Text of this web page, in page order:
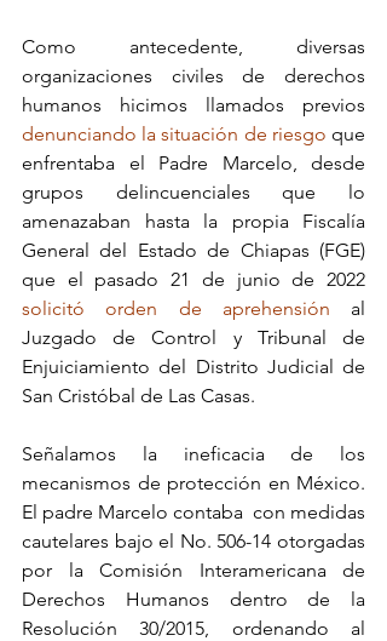
Como antecedente, diversas
organizaciones civiles de derechos
denunciando la situación de riesgo que
enfrentaba el Padre Marcelo, desde
grupos delincuenciales que lo
amenazaban hasta la propia Fiscalía
General del Estado de Chiapas (FGE)
solicitó orden de aprehensión al
Juzgado de Control y Tribunal de
Enjuiciamiento del Distrito Judicial de
San Cristóbal de Las Casas.
Señalamos la ineficacia de los
mecanismos de protección en México.
El padre Marcelo contaba  con medidas
cautelares bajo el No. 506-14 otorgadas
por la Comisión Interamericana de
Derechos Humanos dentro de la
Resolución 30/2015, ordenando al